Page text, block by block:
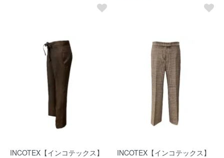
INCOTEX【インコテックス】
INCOTEX【インコテックス】